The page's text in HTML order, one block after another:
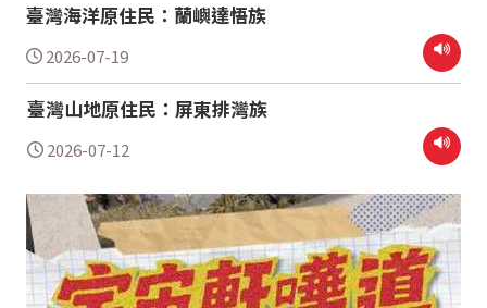
臺灣海洋原住民：蘭嶼達悟族
2026-07-19
臺灣山地原住民：屏東排灣族
2026-07-12